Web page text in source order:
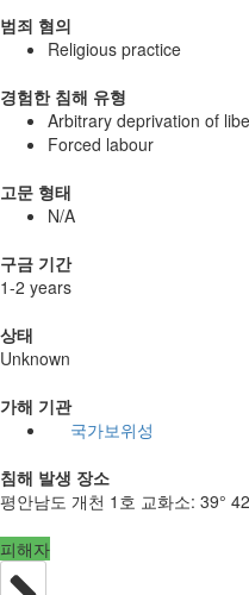
범죄 혐의
Religious practice
경험한 침해 유형
Arbitrary deprivation of
Forced labour
고문 형태
N/A
구금 기간
1-2 years
상태
Unknown
가해 기관
국가보위성
침해 발생 장소
평안남도 개천 1호 교화소: 39°
피해자